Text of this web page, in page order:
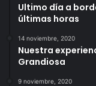
Ultimo día a
últimas horas
14 noviembre, 2020
Nuestra
Grandiosa
9 noviembre, 2020